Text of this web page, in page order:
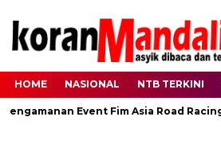
HOME NASIONAL NTB TERKINI
Event Fim Asia Road Racing